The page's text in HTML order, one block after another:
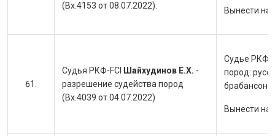
(Вх.4153 от 08.07.2022).
Вынести на
Судья РКФ-FCI Шайхудинов Е.Х. -
разрешение судейства пород
(Вх.4039 от 04.07.2022)
Судье РКФ-
пород:
брабансон,
Вынести на